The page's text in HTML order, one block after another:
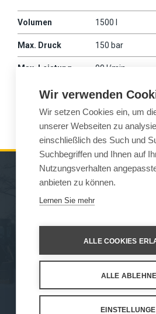
Volumen 1500 l
Max. Druck 150 bar
Max. Leistung 90 l/min
Gewicht 635 kg
675-875
MASCHINEN
ARBEITSGERÄTE
WARTUNG UND
Privacy Statement
Cookie Settings
Wir verwenden
Wir setzen Cookies ein, um
unserer Webseiten zu
einschließlich des Such und
Suchbegriffen und Ihnen auf
Nutzungsverhalten
anbieten zu können.
Lernen Sie mehr
ALLE COOKIES
ALLE